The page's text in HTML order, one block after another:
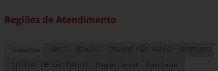
Regiões de Atendimento
Selecione: ABCD BRASIL GRANDE SÃO PAULO INTERIOR
LITORAL DE SÃO PAULO Região Central Zona Leste